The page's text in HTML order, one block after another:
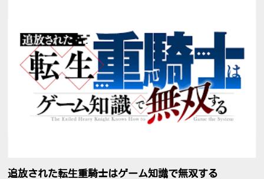
追放された転生重騎士はゲーム知識で無双する